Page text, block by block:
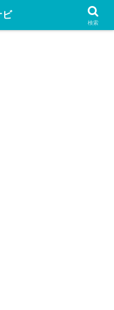
ビ
検索